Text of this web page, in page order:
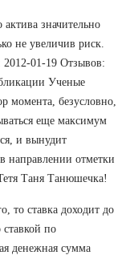
значительно
не увеличив риск.
2012-01-19 Отзывов:
Ученые
момента, безусловно,
еще максимум
и вынудит
направлении отметки
Таня Танюшечка!
то ставка доходит до
ставкой по
денежная сумма